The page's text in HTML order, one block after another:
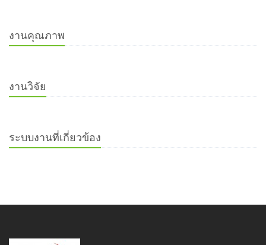
งานคุณภาพ
งานวิจัย
ระบบงานที่เกี่ยวข้อง